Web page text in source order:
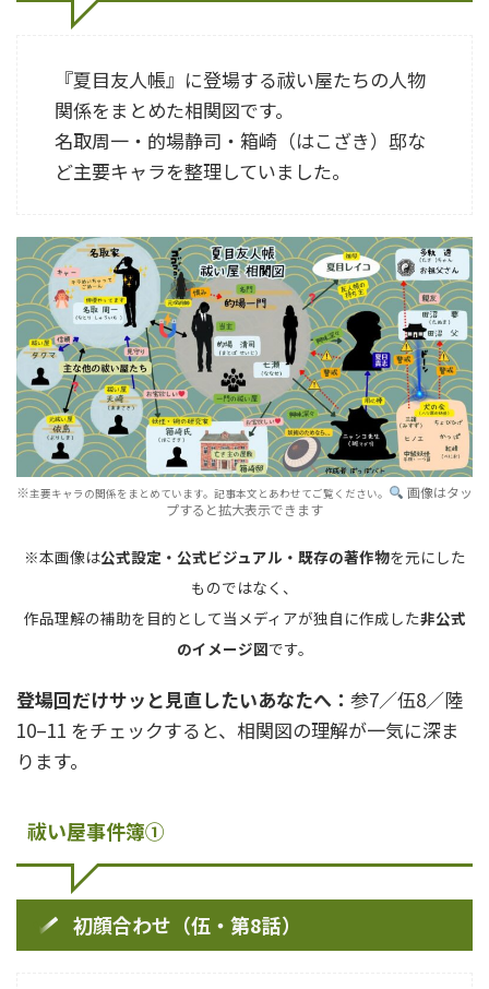
『夏目友人帳』に登場する祓い屋たちの人物
関係をまとめた相関図です。
名取周一・的場静司・箱崎（はこざき）邸な
ど主要キャラを整理していました。
※主要キャラの関係をまとめています。記事本文とあわせてご覧ください。
画像はタッ
プすると拡大表示できます
※本画像は公式設定・公式ビジュアル・既存の著作物を元にした
ものではなく、
作品理解の補助を目的として当メディアが独自に作成した非公式
のイメージ図です。
登場回だけサッと見直したいあなたへ： 参7／伍8／陸
10–11 をチェックすると、相関図の理解が一気に深ま
ります。
祓い屋事件簿①
初顔合わせ（伍・第8話）